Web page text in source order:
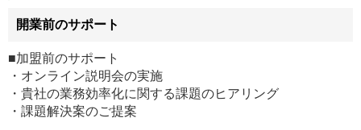
開業前のサポート
■加盟前のサポート
・オンライン説明会の実施
・貴社の業務効率化に関する課題のヒアリング
・課題解決案のご提案